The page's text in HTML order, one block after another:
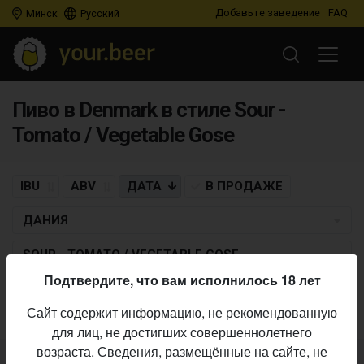
Минск Русский Добавьте заведение FAQ
Пиво в Denmark в стиле Sour -
Tomato / Vegetable Gose
IBU ABV ДАТА В ПРОДАЖЕ
ДАНИЯ
SOUR - TOMATO / VEGETABLE GOSE
Пиво по заданным критериям не найдено
Подтвердите, что вам исполнилось 18 лет
Сайт содержит информацию, не рекомендованную
для лиц, не достигших совершеннолетнего
возраста. Сведения, размещённые на сайте, не